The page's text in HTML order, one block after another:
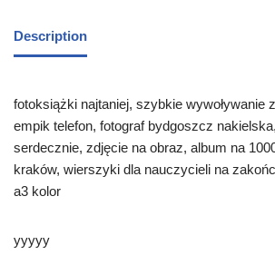
Description
fotoksiążki najtaniej, szybkie wywoływanie
empik telefon, fotograf bydgoszcz
serdecznie, zdjęcie na obraz, album na
kraków, wierszyki dla nauczycieli na
a3 kolor
yyyyy